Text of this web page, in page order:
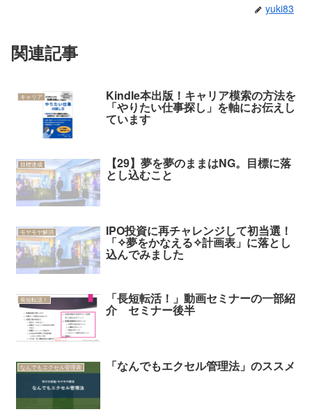
yuki83
関連記事
キャリア Kindle本出版！キャリア模索の方法を
「やりたい仕事探し」を軸にお伝えし
ています
目標達成 【29】夢を夢のままはNG。目標に落
とし込むこと
モヤモヤ解消 IPO投資に再チャレンジして初当選！
「✧夢をかなえる✧計画表」に落とし
込んでみました
長短転活！ 「長短転活！」動画セミナーの一部紹
介 セミナー後半
なんでもエクセル管理表 「なんでもエクセル管理法」のススメ